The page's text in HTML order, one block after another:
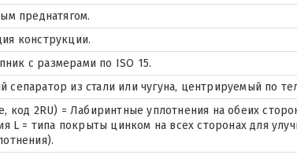
преднатягом.
конструкции.
с размерами по ISO 15.
сепаратор из стали или чугуна, центрируемый по
код 2RU) = Лабиринтные уплотнения на обеих
L = типа покрыты цинком на всех сторонах для